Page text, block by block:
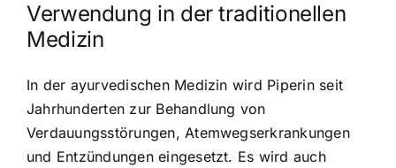
Verwendung in der traditionellen
Medizin
In der ayurvedischen Medizin wird Piperin seit
Jahrhunderten zur Behandlung von
Verdauungsstörungen, Atemwegserkrankungen
und Entzündungen eingesetzt. Es wird auch